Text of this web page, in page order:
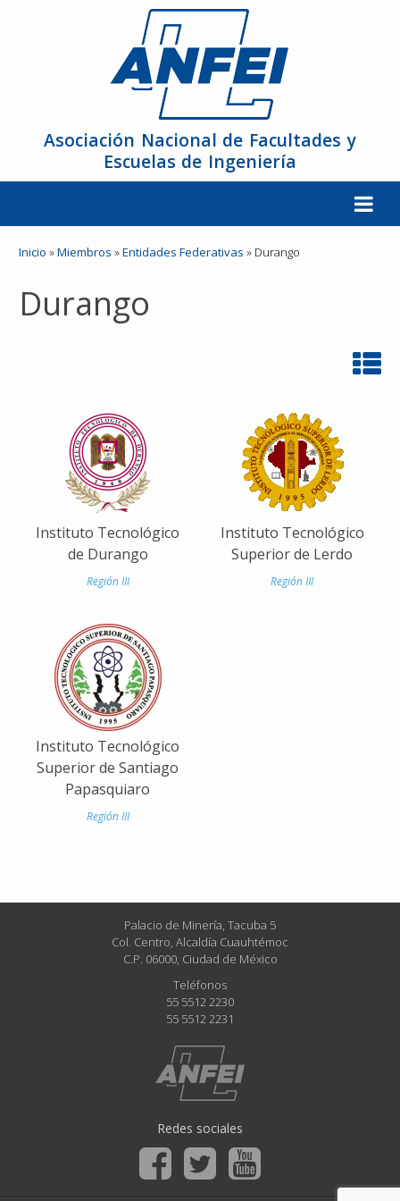
Asociación Nacional de Facultades y
Escuelas de Ingeniería
La ANFEI
Organización
Reconocimientos
Publicaciones
Inicio »Miembros »Entidades Federativas » Durango
Durango
Instituto Tecnológico
de Durango
Región III
Instituto Tecnológico
Superior de Lerdo
Región III
Instituto Tecnológico
Superior de Santiago
Papasquiaro
Región III
Palacio de Minería, Tacuba 5
Col. Centro, Alcaldía Cuauhtémoc
C.P. 06000, Ciudad de México
Teléfonos
55 5512 2230
55 5512 2231
Redes sociales